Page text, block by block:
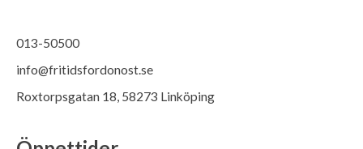
013-50500
info@fritidsfordonost.se
Roxtorpsgatan 18, 58273 Linköping